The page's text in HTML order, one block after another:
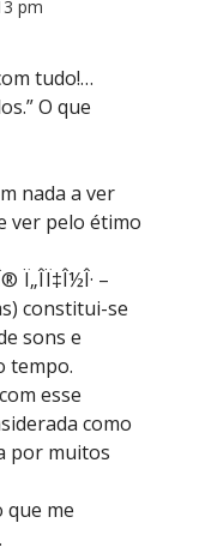
pm
tudo!…
O que
nada a ver
ver pelo étimo
Ï„Î­Ï‡Î½Î· –
constitui-se
sons e
tempo.
esse
como
por muitos
que me